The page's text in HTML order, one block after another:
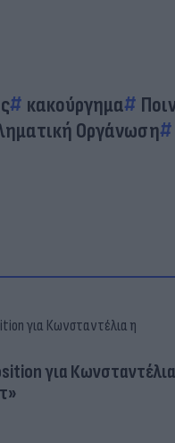
κακούργημα
Οργάνωση
για Κωνσταντέλια